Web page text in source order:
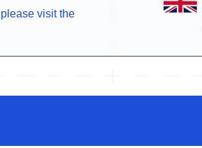
visit the